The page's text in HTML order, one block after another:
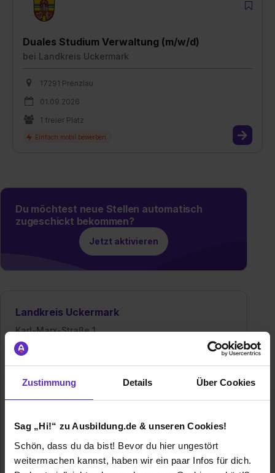
Zustimmung Details Über Cookies
Sag „Hi!“ zu Ausbildung.de & unseren Cookies!
Schön, dass du da bist! Bevor du hier ungestört
weitermachen kannst, haben wir ein paar Infos für dich.
Duales Studium Verwaltung (m/w/d)
bei Landkreis Uckermark
17291 Prenzlau
01.09.2026
1 freier Platz
Du möchtest neue Stellen automatisch
zugeschickt bekommen?
Jetzt aktivieren
Landkreis Uckermark
Karl-Marx-Straße 1
17291 Prenzlau
E-Mail anzeigen
Mitarbeiter ca. 1000
Branche Bank / Finanzen, Baugewerbe / Architektur,
Beratung, Bildung, Dienstleistung,
Energiewirtschaft, Gastronomie / Tourismus,
Gesundheit, Immobilien / Facility Management, IT /